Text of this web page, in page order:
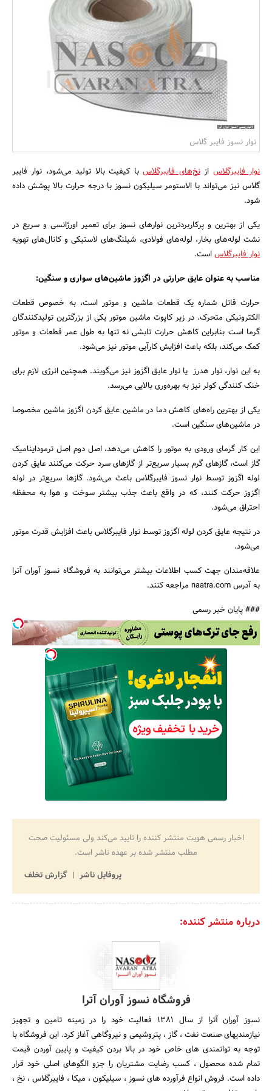
بانک، بیمه و سرمایه
مسکن و ساختمان
جستجو
نوار نسوز فایبر گلاس
نوار فایبرگلاس ازنخ‌های فایبرگلاسبا کیفیت بالا تولید می‌شود، نوار فایبر
گلاس نیز می‌تواند با الاستومر سیلیکون نسوز با درجه حرارت بالا پوشش داده
شود.
یکی از بهترین و پرکاربردترین نوارهای نسوز برای تعمیر اورژانسی و سریع در
نشت لوله‌های بخار، لوله‌های فولادی، شیلنگ‌های لاستیکی و کانال‌های تهویه
نوار فایبرگلاساست.
مناسب به عنوان عایق حرارتی در اگزوز ماشین‌های سواری و سنگین:
حرارت قاتل شماره یک قطعات ماشین و موتور است، به خصوص قطعات
الکترونیکی متحرک. در زیر کاپوت ماشین موتور یکی از بزرگترین تولیدکنندگان
گرما است بنابراین کاهش حرارت تابشی نه تنها به طول عمر قطعات و موتور
کمک می‌کند، بلکه باعث افزایش کارآیی موتور نیز می‌شود.
به این نوار، نوار هدرز یا نوار عایق اگزوز نیز می‌گویند. همچنین انرژی لازم برای
خنک کنندگی کولر نیز به بهره‌وری بالایی می‌رسد.
یکی از بهترین راه‌های کاهش دما در ماشین عایق کردن اگزوز ماشین مخصوصا
در ماشین‌های سنگین است.
این کار گرمای ورودی به موتور را کاهش می‌دهد، اصل دوم اصل ترموداینامیک
گاز است، گازهای گرم بسیار سریع‌تر از گازهای سرد حرکت می‌کنند عایق کردن
لوله اگزوز توسط نوار نسوز فایبرگلاس باعث می‌شود. گازها سریع‌تر در لوله
اگزوز حرکت کنند، که در واقع باعث جذب بیشتر سوخت و هوا به محفظه
احتراق می‌شود.
در نتیجه عایق کردن لوله اگزوز توسط نوار فایبرگلاس باعث افزایش قدرت موتور
می‌شود.
علاقه‌مندان جهت کسب اطلاعات بیشتر می‌توانند به فروشگاه نسوز آوران آترا
به آدرس naatra.com مراجعه کنند.
### پایان خبر رسمی
اخبار رسمی هویت منتشر کننده را تایید می‌کند ولی مسئولیت صحت
مطلب منتشر شده بر عهده ناشر است.
پروفایل ناشر
گزارش تخلف
درباره منتشر کننده:
فروشگاه نسوز آوران آترا
نسوز آوران آترا از سال ۱۳۸۱ فعالیت خود را در زمینه تامین و تجهیز
نیازمندیهای صنعت نفت ، گاز ، پتروشیمی و نیروگاهی آغاز کرد. این فروشگاه با
توجه به توانمندی های خاص خود در بالا بردن کیفیت و پایین آوردن قیمت
تمام شده محصول ، کسب رضایت مشتریان را جزو الگوهای اصلی خود قرار
داده است. فروش انواع فرآورده های نسوز ، سیلیکون ، میکا ، فایبرگلاس ، نخ ،